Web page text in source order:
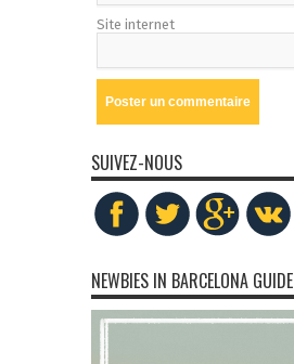
Site internet
SUIVEZ-NOUS
NEWBIES IN BARCELONA GUIDE